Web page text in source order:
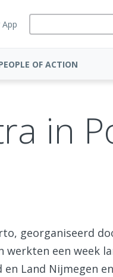
OF ACTION
in
georganiseerd
een week
Land Nijmegen